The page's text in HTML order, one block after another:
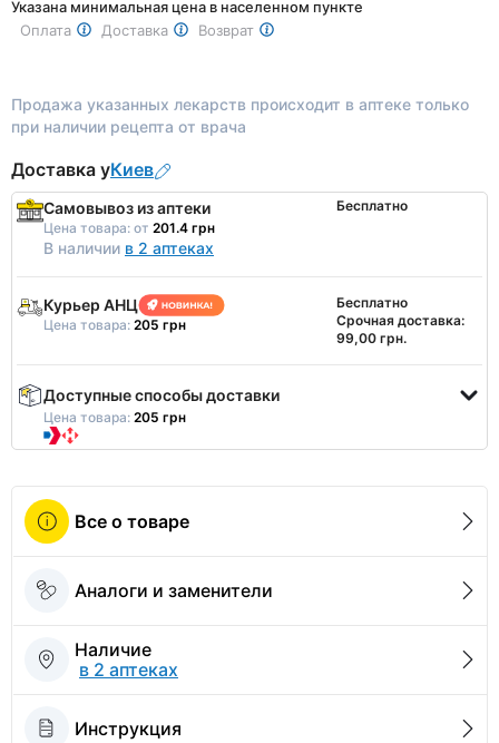
Указана минимальная цена в населенном пункте
Оплата
Доставка Возврат
Продажа указанных лекарств происходит в аптеке только
при наличии рецепта от врача
Доставка уКиев
Самовывоз из аптеки
Цена товара: от 201.4 грн
В наличии в 2 аптеках
Бесплатно
Курьер АНЦ
Цена товара: 205 грн
Бесплатно
Срочная доставка:
99,00 грн.
Доступные способы доставки
Цена товара: 205 грн
Все о товаре
Аналоги и заменители
Наличие
в 2 аптеках
Инструкция